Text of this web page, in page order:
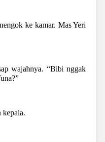
ke kamar. Mas Yeri
wajahnya. “Bibi nggak
kepala.